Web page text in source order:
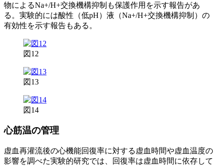
物によるNa+/H+交換機構抑制も保護作用を示す報告があ
る。実験的には酸性（低pH）液（Na+/H+交換機構抑制）の
有効性を示す報告もある。
図12
図13
図14
心筋温の管理
虚血再灌流後の心機能回復率に対する虚血時間や虚血温度の
影響を調べた実験的研究では、回復率は虚血時間に依存して